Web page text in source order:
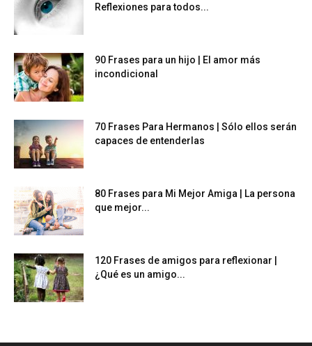
Reflexiones para todos...
90 Frases para un hijo | El amor más
incondicional
70 Frases Para Hermanos | Sólo ellos serán
capaces de entenderlas
80 Frases para Mi Mejor Amiga | La persona
que mejor...
120 Frases de amigos para reflexionar |
¿Qué es un amigo...